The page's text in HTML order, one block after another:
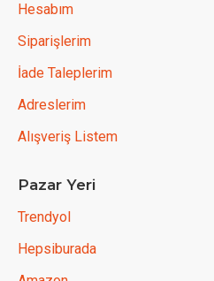
Hesabım
Siparişlerim
İade Taleplerim
Adreslerim
Alışveriş Listem
Pazar Yeri
Trendyol
Hepsiburada